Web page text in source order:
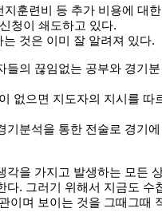
훈련비 등 추가 비용에 대한
청이 쇄도하고 있다.
것은 이미 잘 알려져 있다.
들의 끊임없는 공부와 경기분
없으면 지도자의 지시를 따
분석을 통한 전술로 경기에
각을 가지고 발생하는 모든
다. 그러기 위해서 지금도 수
이며 보이는 것을 그때그때